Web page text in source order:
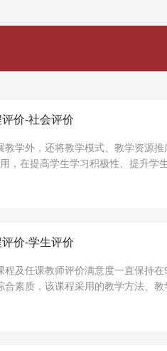
评价-社会评价
学外，还将教学模式、教学资源
，在提高学生学习积极性、提升
评价-学生评价
及任课教师评价满意度一直保持
素质，该课程采用的教学方法、